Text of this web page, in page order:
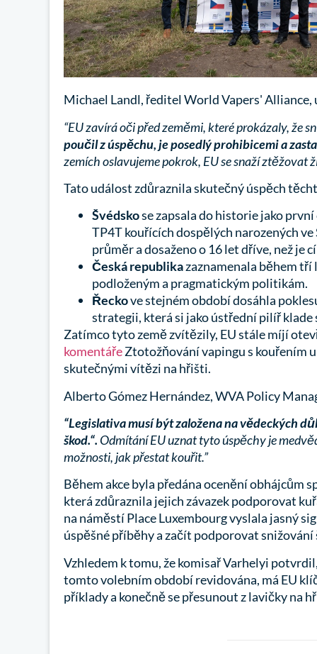
Michael Landl, ředitel World Vapers' Alliance,
“EU zavírá oči před zeměmi, které prokázaly, že
poučil z úspěchu, je posedlý prohibicemi a
zemích oslavujeme pokrok, EU se snaží
Tato událost zdůraznila skutečný úspěch
Švédskose zapsala do historie jako
TP4T kouřících dospělých narozených
průměr a dosaženo o 16 let dříve, než je
Česká republikazaznamenala během tří
podloženým a pragmatickým politikám.
Řeckove stejném období dosáhla
strategii, která si jako ústřední pilíř klade
Zatímco tyto země zvítězily, EU stále míjí
komentářeZtotožňování vapingu s kouřením
skutečnými vítězi na hřišti.
Alberto Gómez Hernández, WVA Policy
“Legislativa musí být založena na vědeckých
škod.“. Odmítání EU uznat tyto úspěchy je
možnosti, jak přestat kouřit.”
Během akce byla předána ocenění obhájcům
která zdůraznila jejich závazek podporovat
na náměstí Place Luxembourg vyslala jasný
úspěšné příběhy a začít podporovat
Vzhledem k tomu, že komisař Varhelyi
tomto volebním období revidována, má EU
příklady a konečně se přesunout z lavičky na